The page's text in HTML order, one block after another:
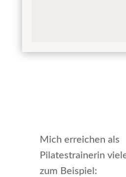
Mich erreichen als
Pilatestrainerin
zum Beispiel: